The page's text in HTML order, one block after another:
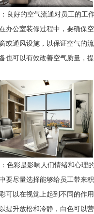
良好的空气流通对员工的工
办公室装修过程中，要确保
或通风设施，以保证空气的
也可以有效改善空气质量，
色彩是影响人们情绪和心理
要尽量选择能够给员工带来
可以在视觉上起到不同的作
提升放松和冷静，白色可以